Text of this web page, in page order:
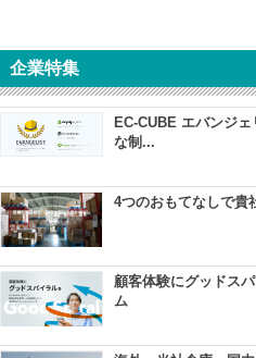
企業特集
EC-CUBE エバンジ
な制...
4つのおもてなしで貴
顧客体験にグッドス
ム